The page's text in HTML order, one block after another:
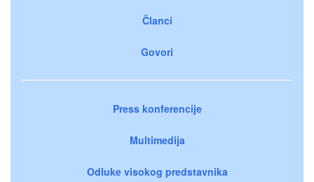
Članci
Govori
Press konferencije
Multimedija
Odluke visokog predstavnika